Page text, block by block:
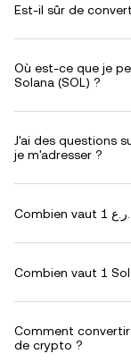
Est-il sûr de
Où est-ce que je
Solana (SOL) ?
J'ai des questions
je m'adresser ?
Combien vaut 1
Comment convertir
de crypto ?